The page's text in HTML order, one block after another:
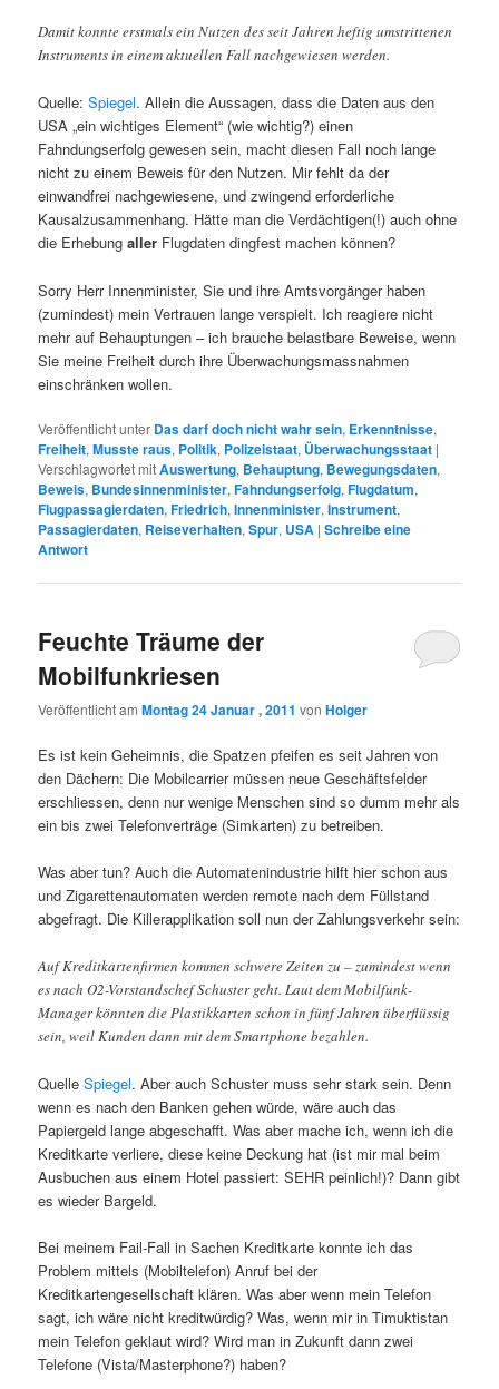
Damit konnte erstmals ein Nutzen des seit Jahren heftig umstrittenen
Instruments in einem aktuellen Fall nachgewiesen werden.
Quelle:Spiegel. Allein die Aussagen, dass die Daten aus den
USA „ein wichtiges Element“ (wie wichtig?) einen
Fahndungserfolg gewesen sein, macht diesen Fall noch lange
nicht zu einem Beweis für den Nutzen. Mir fehlt da der
einwandfrei nachgewiesene, und zwingend erforderliche
Kausalzusammenhang. Hätte man die Verdächtigen(!) auch ohne
die Erhebungaller Flugdaten dingfest machen können?
Sorry Herr Innenminister, Sie und ihre Amtsvorgänger haben
(zumindest) mein Vertrauen lange verspielt. Ich reagiere nicht
mehr auf Behauptungen – ich brauche belastbare Beweise, wenn
Sie meine Freiheit durch ihre Überwachungsmassnahmen
einschränken wollen.
Veröffentlicht unter Das darf doch nicht wahr sein, Erkenntnisse,
Freiheit,Musste raus, Politik, Polizeistaat, Überwachungsstaat |
Verschlagwortet mitAuswertung, Behauptung, Bewegungsdaten,
Beweis, Bundesinnenminister,Fahndungserfolg,Flugdatum,
Flugpassagierdaten,Friedrich,Innenminister,Instrument,
Passagierdaten, Reiseverhalten,Spur, USA |Schreibe eine
Antwort
Feuchte Träume der
Mobilfunkriesen
Veröffentlicht amMontag 24 Januar , 2011 vonHolger
Es ist kein Geheimnis, die Spatzen pfeifen es seit Jahren von
den Dächern: Die Mobilcarrier müssen neue Geschäftsfelder
erschliessen, denn nur wenige Menschen sind so dumm mehr als
ein bis zwei Telefonverträge (Simkarten) zu betreiben.
Was aber tun? Auch die Automatenindustrie hilft hier schon aus
und Zigarettenautomaten werden remote nach dem Füllstand
abgefragt. Die Killerapplikation soll nun der Zahlungsverkehr sein:
Auf Kreditkartenfirmen kommen schwere Zeiten zu – zumindest wenn
es nach O2-Vorstandschef Schuster geht. Laut dem Mobilfunk-
Manager könnten die Plastikkarten schon in fünf Jahren überflüssig
sein, weil Kunden dann mit dem Smartphone bezahlen.
QuelleSpiegel. Aber auch Schuster muss sehr stark sein. Denn
wenn es nach den Banken gehen würde, wäre auch das
Papiergeld lange abgeschafft. Was aber mache ich, wenn ich die
Kreditkarte verliere, diese keine Deckung hat (ist mir mal beim
Ausbuchen aus einem Hotel passiert: SEHR peinlich!)? Dann gibt
es wieder Bargeld.
Bei meinem Fail-Fall in Sachen Kreditkarte konnte ich das
Problem mittels (Mobiltelefon) Anruf bei der
Kreditkartengesellschaft klären. Was aber wenn mein Telefon
sagt, ich wäre nicht kreditwürdig? Was, wenn mir in Timuktistan
mein Telefon geklaut wird? Wird man in Zukunft dann zwei
Telefone (Vista/Masterphone?) haben?